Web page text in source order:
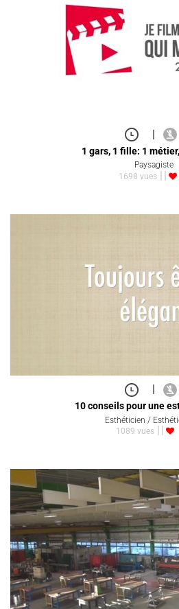
|
1 gars, 1 fille: 1
Paysagiste
1698 vues
|
10 conseils pour une
Esthéticien /
1089 vues